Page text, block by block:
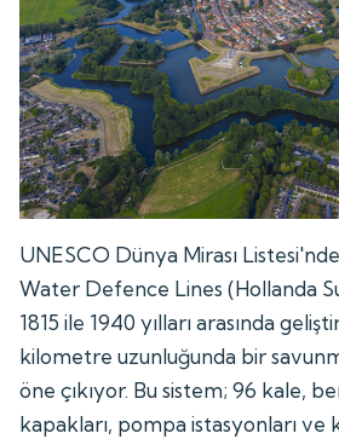
UNESCO Dünya Mirası
Water Defence Lines (Hollanda
1815 ile 1940 yılları arasında
kilometre uzunluğunda bir
öne çıkıyor. Bu sistem; 96 kale,
kapakları, pompa istasyonları ve